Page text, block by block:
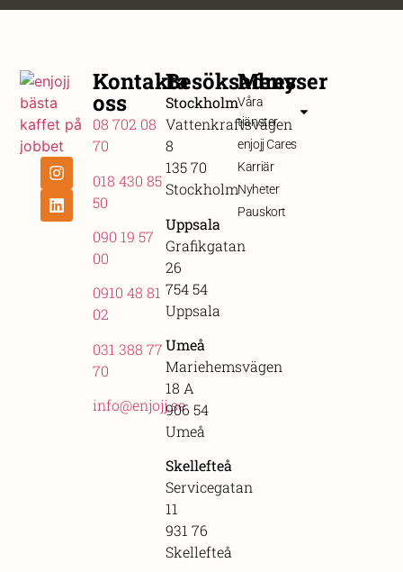
Kontakta
oss
08 702 08
70
018 430 85
50
090 19 57
00
0910 48 81
02
031 388 77
70
info@enjojj.se
Besöksadresser
Stockholm
Vattenkraftsvägen
8
135 70
Stockholm
Uppsala
Grafikgatan
26
754 54
Uppsala
Umeå
Mariehemsvägen
18 A
906 54
Umeå
Skellefteå
Servicegatan
11
931 76
Skellefteå
Meny
Våra
tjänster
enjojj Cares
Karriär
Nyheter
Pauskort